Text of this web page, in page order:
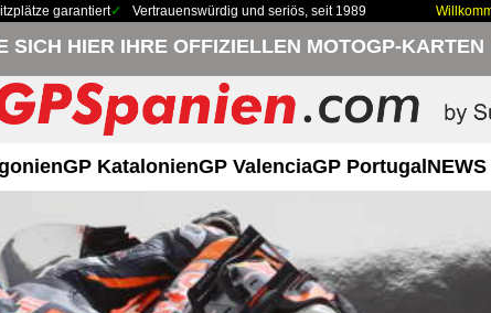
garantiert Vertrauenswürdig und seriös, seit 1989
SICH HIER IHRE OFFIZIELLEN MOTOGP-KARTEN
GP KatalonienGP ValenciaGP Portugal